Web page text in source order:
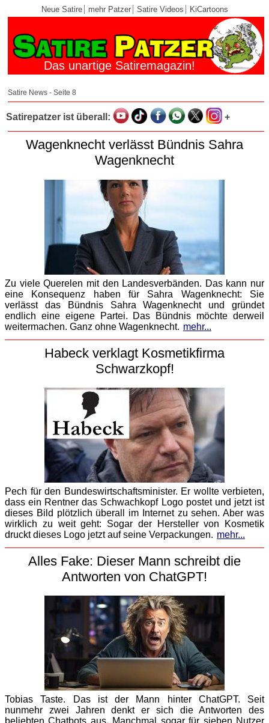
Neue Satire mehr Patzer Satire Videos KiCartoons
Das unartige Satiremagazin!
Satire News - Seite 8
Satirepatzer ist überall: +
Wagenknecht verlässt Bündnis Sahra
Wagenknecht
Zu viele Querelen mit den Landesverbänden. Das kann nur
eine Konsequenz haben für Sahra Wagenknecht: Sie
verlässt das Bündnis Sahra Wagenknecht und gründet
endlich eine eigene Partei. Das Bündnis möchte derweil
weitermachen. Ganz ohne Wagenknecht. mehr...
Habeck verklagt Kosmetikfirma
Schwarzkopf!
Pech für den Bundeswirtschaftsminister. Er wollte verbieten,
dass ein Rentner das Schwachkopf Logo postet und jetzt ist
dieses Bild plötzlich überall im Internet zu sehen. Aber was
wirklich zu weit geht: Sogar der Hersteller von Kosmetik
druckt dieses Logo jetzt auf seine Verpackungen. mehr...
Alles Fake: Dieser Mann schreibt die
Antworten von ChatGPT!
Tobias Taste. Das ist der Mann hinter ChatGPT. Seit
nunmehr zwei Jahren denkt er sich die Antworten des
beliebten Chatbots aus. Manchmal sogar für sieben Nutzer